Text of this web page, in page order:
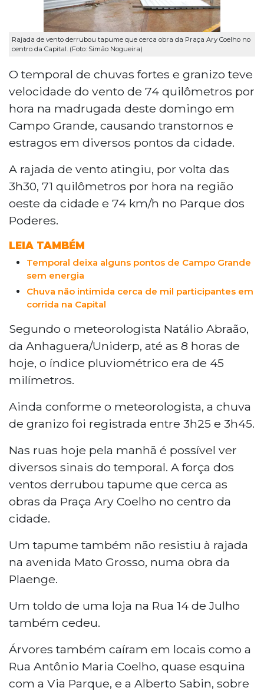
Rajada de vento derrubou tapume que cerca obra da Praça Ary Coelho no
centro da Capital. (Foto: Simão Nogueira)
O temporal de chuvas fortes e granizo teve
velocidade do vento de 74 quilômetros por
hora na madrugada deste domingo em
Campo Grande, causando transtornos e
estragos em diversos pontos da cidade.
A rajada de vento atingiu, por volta das
3h30, 71 quilômetros por hora na região
oeste da cidade e 74 km/h no Parque dos
Poderes.
LEIA TAMBÉM
Temporal deixa alguns pontos de Campo Grande
sem energia
Chuva não intimida cerca de mil participantes em
corrida na Capital
Segundo o meteorologista Natálio Abraão,
da Anhaguera/Uniderp, até as 8 horas de
hoje, o índice pluviométrico era de 45
milímetros.
Ainda conforme o meteorologista, a chuva
de granizo foi registrada entre 3h25 e 3h45.
Nas ruas hoje pela manhã é possível ver
diversos sinais do temporal. A força dos
ventos derrubou tapume que cerca as
obras da Praça Ary Coelho no centro da
cidade.
Um tapume também não resistiu à rajada
na avenida Mato Grosso, numa obra da
Plaenge.
Um toldo de uma loja na Rua 14 de Julho
também cedeu.
Árvores também caíram em locais como a
Rua Antônio Maria Coelho, quase esquina
com a Via Parque, e a Alberto Sabin, sobre